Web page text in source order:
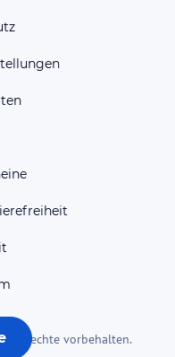
Rechte vorbehalten.